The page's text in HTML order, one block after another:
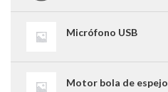
Micrófono USB
Motor bola de espejo